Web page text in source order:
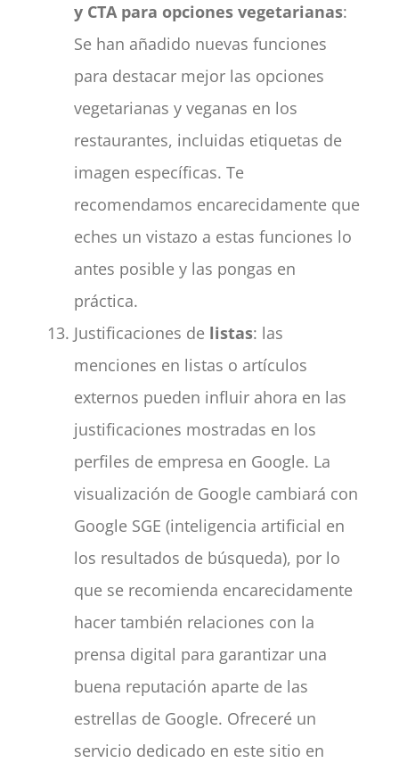
y CTA para opciones vegetarianas:
Se han añadido nuevas funciones
para destacar mejor las opciones
vegetarianas y veganas en los
restaurantes, incluidas etiquetas de
imagen específicas. Te
recomendamos encarecidamente que
eches un vistazo a estas funciones lo
antes posible y las pongas en
práctica.
Justificaciones de listas: las
menciones en listas o artículos
externos pueden influir ahora en las
justificaciones mostradas en los
perfiles de empresa en Google. La
visualización de Google cambiará con
Google SGE (inteligencia artificial en
los resultados de búsqueda), por lo
que se recomienda encarecidamente
hacer también relaciones con la
prensa digital para garantizar una
buena reputación aparte de las
estrellas de Google. Ofreceré un
servicio dedicado en este sitio en